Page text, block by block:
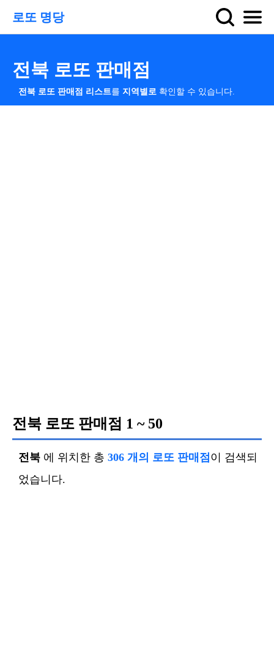
로또 명당
전북 로또 판매점
전북 로또 판매점 리스트를 지역별로 확인할 수 있습니다.
전북 로또 판매점 1 ~ 50
전북 에 위치한 총 306 개의 로또 판매점 이 검색되
었습니다.